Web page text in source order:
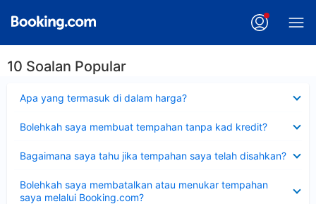
10 Soalan Popular
Apa yang termasuk di dalam harga?
Bolehkah saya membuat tempahan tanpa kad kredit?
Bagaimana saya tahu jika tempahan saya telah disahkan?
Bolehkah saya membatalkan atau menukar tempahan
saya melalui Booking.com?